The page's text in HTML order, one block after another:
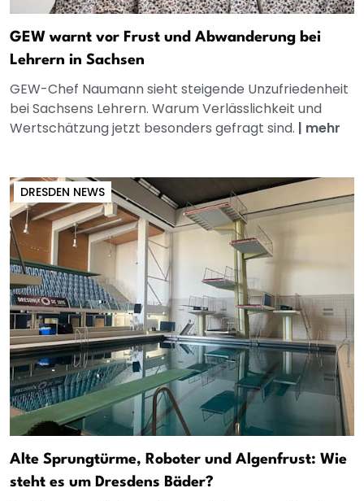
GEW warnt vor Frust und Abwanderung bei
Lehrern in Sachsen
GEW-Chef Naumann sieht steigende Unzufriedenheit
bei Sachsens Lehrern. Warum Verlässlichkeit und
Wertschätzung jetzt besonders gefragt sind. | mehr
DRESDEN NEWS
Alte Sprungtürme, Roboter und Algenfrust: Wie
steht es um Dresdens Bäder?